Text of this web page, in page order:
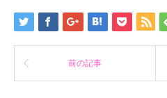
開
ま
前の記事